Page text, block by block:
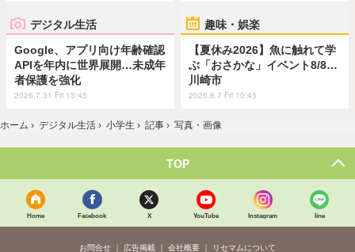
デジタル生活
Google、アプリ向け年齢確認
APIを年内に世界展開…未成年
者保護を強化
2026.7.31 Fri 13:45
趣味・娯楽
【夏休み2026】魚に触れて学
ぶ「おさかな」イベント8/8…
川崎市
2026.8.7 Fri 10:45
ホーム › デジタル生活 › 小学生 › 記事 › 写真・画像
TOP
Home Facebook X YouTube Instagram line
お問合せ 広告掲載 会社概要 リセマムについて